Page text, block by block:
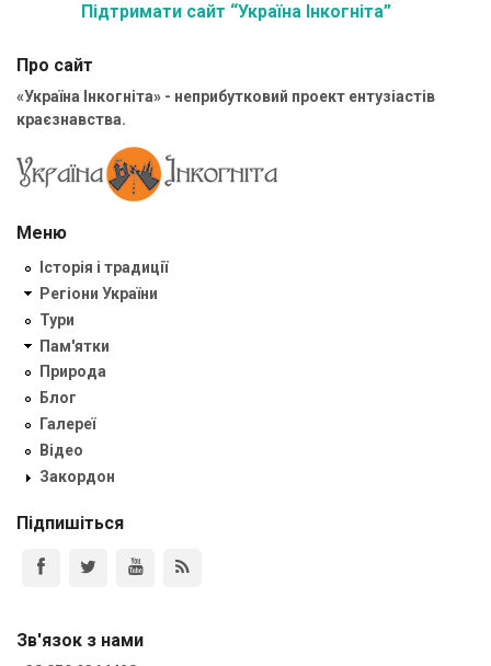
Підтримати сайт “Україна Інкогніта”
Про сайт
«Україна Інкогніта» - неприбутковий проект ентузіастів
краєзнавства.
Меню
Історія і традиції
Регіони України
Тури
Пам'ятки
Природа
Блог
Галереї
Відео
Закордон
Підпишіться
Зв'язок з нами